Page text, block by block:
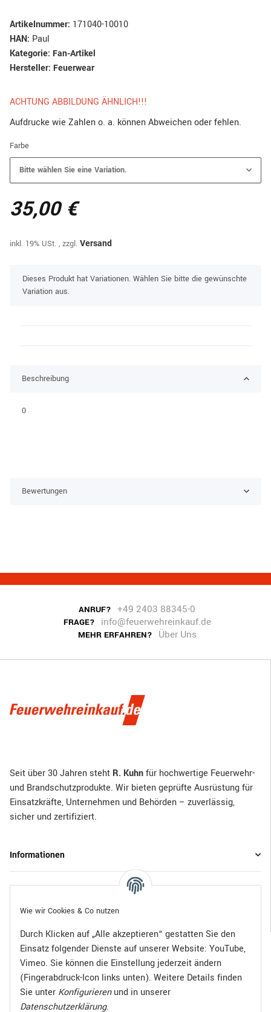
Wie wir Cookies & Co nutzen
Durch Klicken auf „Alle akzeptieren“ gestatten Sie den
Einsatz folgender Dienste auf unserer Website: YouTube,
Vimeo. Sie können die Einstellung jederzeit ändern
(Fingerabdruck-Icon links unten). Weitere Details finden
Sie unter Konfigurierenund in unserer
Datenschutzerklärung.
Artikelnummer: 171040-10010
HAN: Paul
Kategorie: Fan-Artikel
Hersteller: Feuerwear
ACHTUNG ABBILDUNG ÄHNLICH!!!
Aufdrucke wie Zahlen o. a. können Abweichen oder fehlen.
Farbe
Bitte wählen Sie eine Variation.
35,00 €
inkl. 19% USt. , zzgl. Versand
xDieses Produkt hat Variationen. Wählen Sie bitte die gewünschte
Variation aus.
Beschreibung
0
Bewertungen
ANRUF? +49 2403 88345-0
FRAGE? info@feuerwehreinkauf.de
MEHR ERFAHREN? Über Uns
Seit über 30 Jahren steht R. Kuhnfür hochwertige Feuerwehr-
und Brandschutzprodukte. Wir bieten geprüfte Ausrüstung für
Einsatzkräfte, Unternehmen und Behörden – zuverlässig,
sicher und zertifiziert.
Informationen
Gesetzliche Informationen
Bezahlen Sie bequem per: